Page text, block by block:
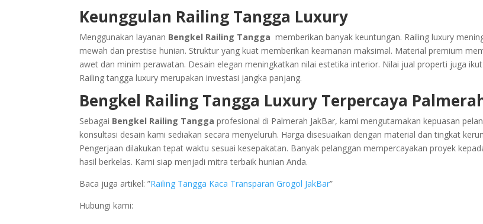
Keunggulan Railing Tangga Luxury
Menggunakan layanan Bengkel Railing Tangga memberikan banyak keuntungan. Railing luxury
mewah dan prestise hunian. Struktur yang kuat memberikan keamanan maksimal. Material premium
awet dan minim perawatan. Desain elegan meningkatkan nilai estetika interior. Nilai jual properti juga
Railing tangga luxury merupakan investasi jangka panjang.
Bengkel Railing Tangga Luxury Terpercaya
Sebagai Bengkel Railing Tangga profesional di Palmerah JakBar, kami mengutamakan kepuasan
konsultasi desain kami sediakan secara menyeluruh. Harga disesuaikan dengan material dan tingkat
Pengerjaan dilakukan tepat waktu sesuai kesepakatan. Banyak pelanggan mempercayakan proyek
hasil berkelas. Kami siap menjadi mitra terbaik hunian Anda.
Baca juga artikel: ”Railing Tangga Kaca Transparan Grogol JakBar”
Hubungi kami: